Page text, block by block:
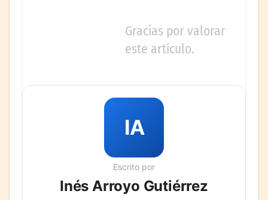
Gracias por valorar
este artículo.
IA
Escrito por
Inés Arroyo Gutiérrez